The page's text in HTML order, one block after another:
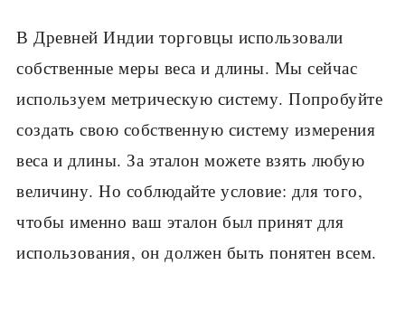
В Древней Индии торговцы использовали
собственные меры веса и длины. Мы сейчас
используем метрическую систему. Попробуйте
создать свою собственную систему измерения
веса и длины. За эталон можете взять любую
величину. Но соблюдайте условие: для того,
чтобы именно ваш эталон был принят для
использования, он должен быть понятен всем.